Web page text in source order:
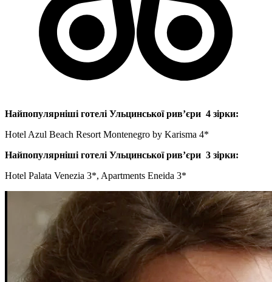
Найпопулярніші готелі Ульцинської рив’єри 4 зірки:
Hotel Azul Beach Resort Montenegro by Karisma 4*
Найпопулярніші готелі Ульцинської рив’єри 3 зірки:
Hotel Palata Venezia 3*, Apartments Eneida 3*